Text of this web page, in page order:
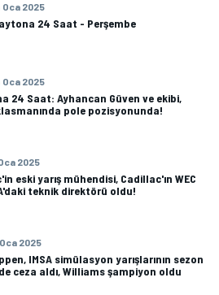
Oca 2025
24 Saat - Perşembe
Oca 2025
24 Saat: Ayhancan Güven ve ekibi,
pole pozisyonunda!
2025
eski yarış mühendisi, Cadillac'ın WEC
teknik direktörü oldu!
2025
IMSA simülasyon yarışlarının sezon
ceza aldı, Williams şampiyon oldu